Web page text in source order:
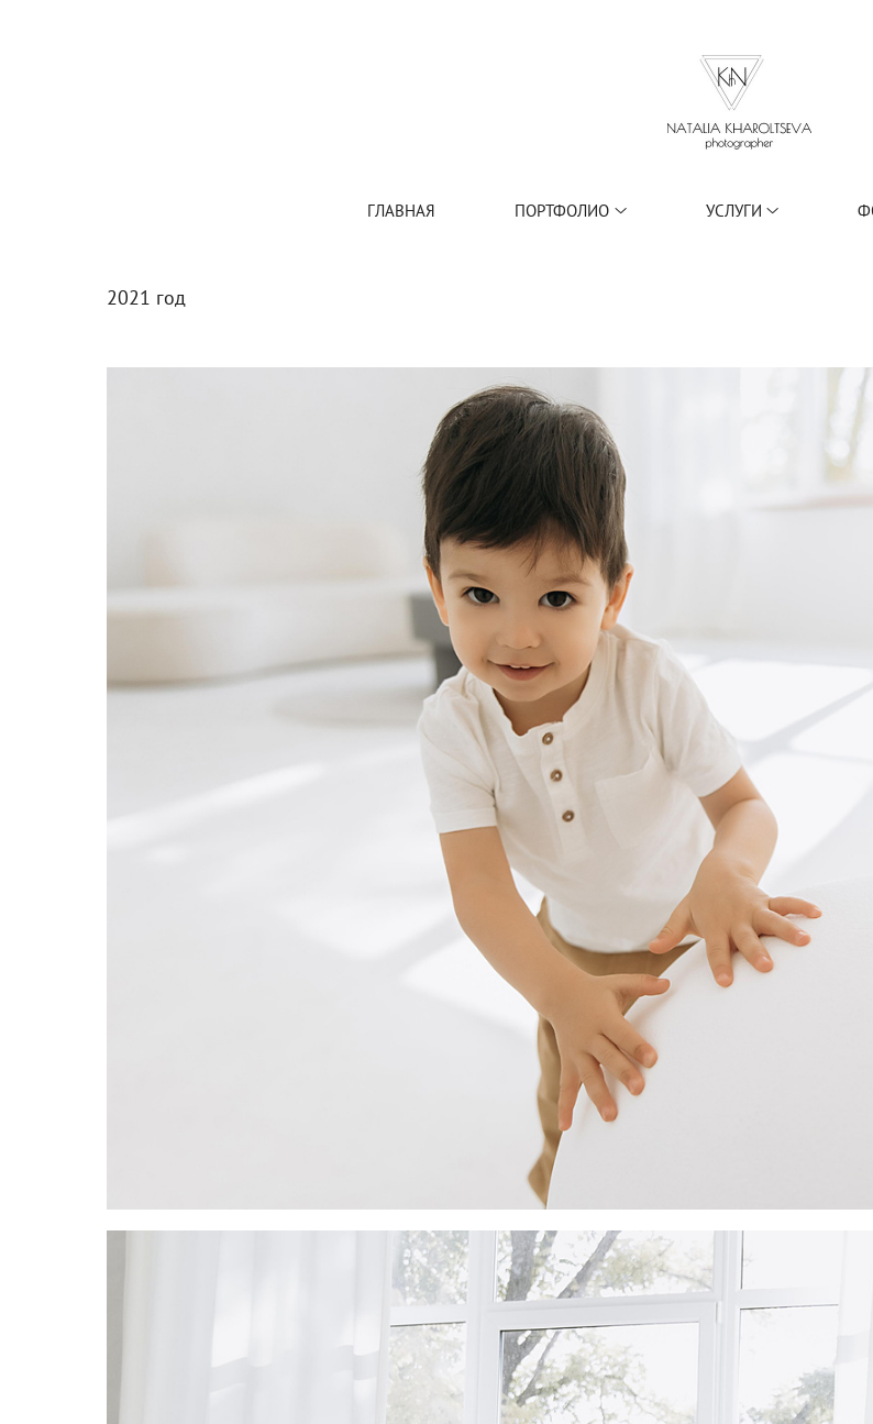
ГЛАВНАЯ ПОРТФОЛИО УСЛУГИ
2021 год